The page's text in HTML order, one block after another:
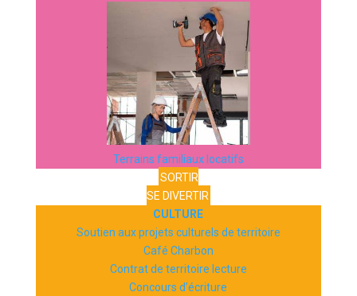
Terrains familiaux locatifs
SORTIR
SE DIVERTIR
CULTURE
Soutien aux projets culturels de territoire
Café Charbon
Contrat de territoire lecture
Concours d’écriture